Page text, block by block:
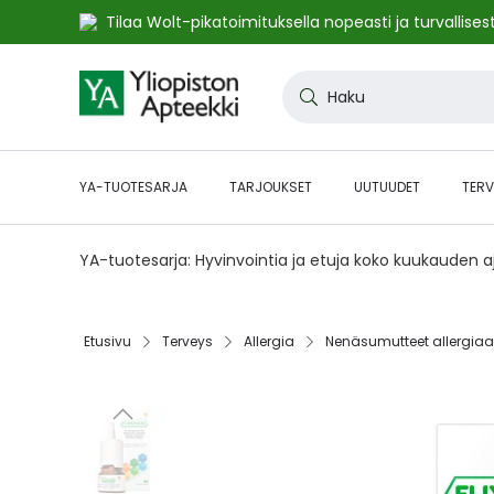
Tilaa Wolt-pikatoimituksella nopeasti ja
to
Content
YA-TUOTESARJA TARJOUKSET UUTUUDET
YA-tuotesarja: Hyvinvointia ja etuja koko
Etusivu‎ Terveys‎ Allergia‎ Nenäsumutteet
end